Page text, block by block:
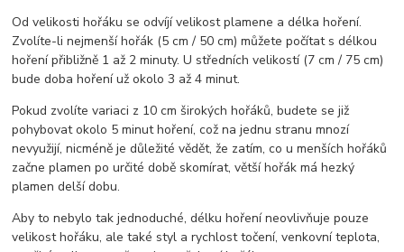
Od velikosti hořáku se odvíjí velikost plamene a délka hoření.
Zvolíte-li nejmenší hořák (5 cm / 50 cm) můžete počítat s délkou
hoření přibližně 1 až 2 minuty. U středních velikostí (7 cm / 75 cm)
bude doba hoření už okolo 3 až 4 minut.
Pokud zvolíte variaci z 10 cm širokých hořáků, budete se již
pohybovat okolo 5 minut hoření, což na jednu stranu mnozí
nevyužijí, nicméně je důležité vědět, že zatím, co u menších hořáků
začne plamen po určité době skomírat, větší hořák má hezký
plamen delší dobu.
Aby to nebylo tak jednoduché, délku hoření neovlivňuje pouze
velikost hořáku, ale také styl a rychlost točení, venkovní teplota,